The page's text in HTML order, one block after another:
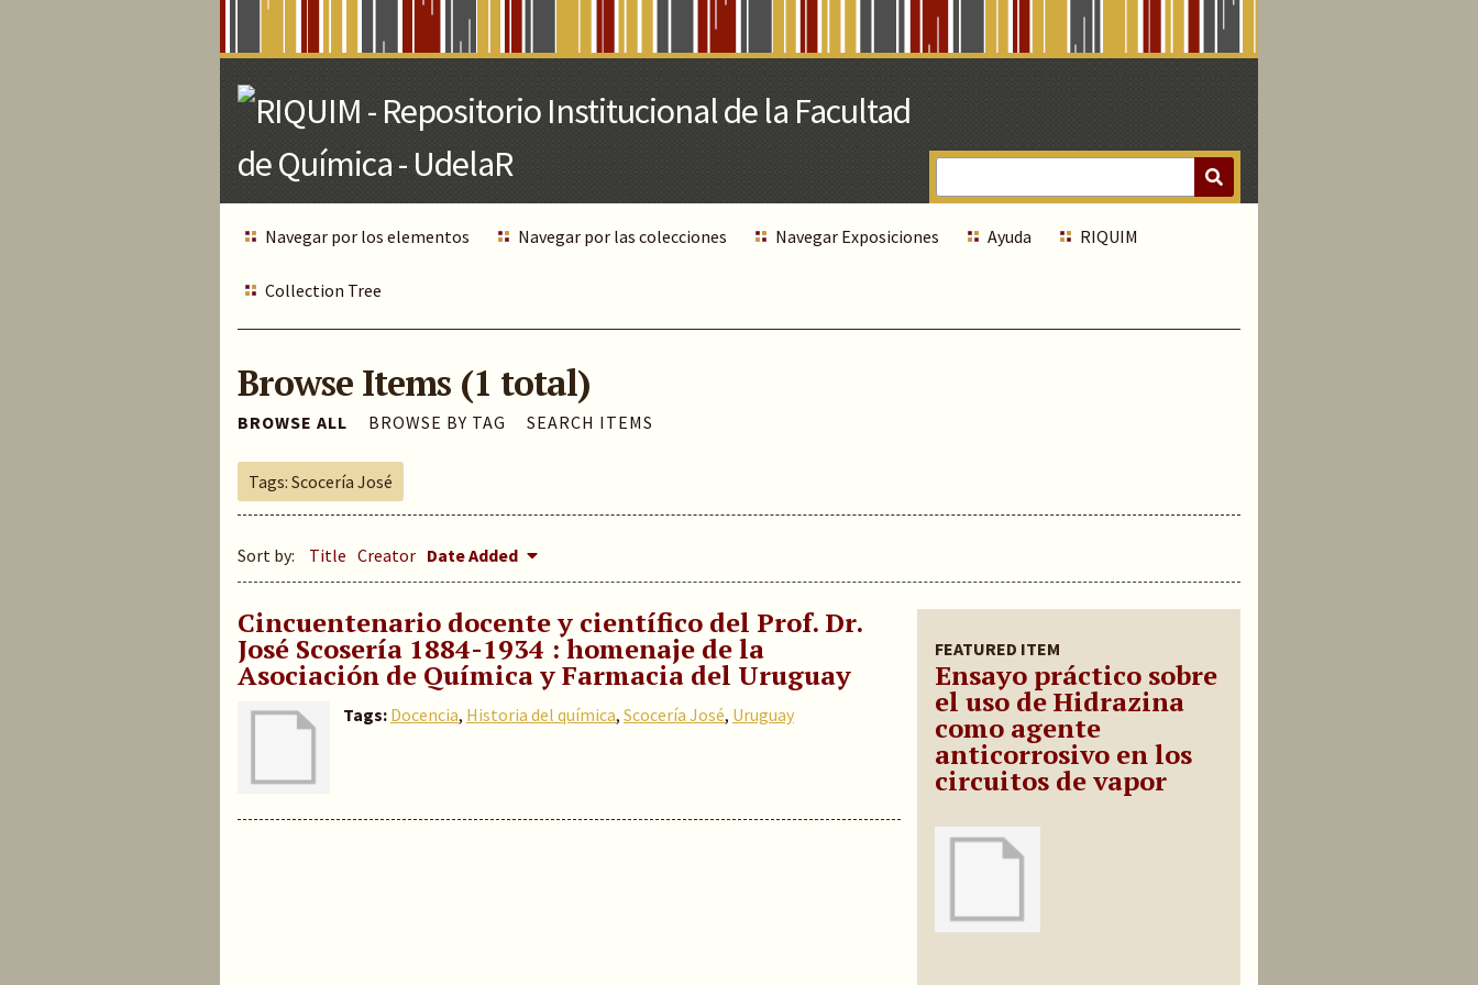
Navegar por los elementos Navegar por las colecciones Navegar Exposiciones Ayuda RIQUIM
Collection Tree
Browse Items (1 total)
BROWSE ALL BROWSE BY TAG SEARCH ITEMS
Tags: Scocería José
Sort by: Title Creator Date Added
FEATURED ITEM
Ensayo práctico sobre
el uso de Hidrazina
como agente
anticorrosivo en los
circuitos de vapor
Cincuentenario docente y científico del Prof. Dr.
José Scosería 1884-1934 : homenaje de la
Asociación de Química y Farmacia del Uruguay
Tags: Docencia, Historia del química, Scocería José, Uruguay